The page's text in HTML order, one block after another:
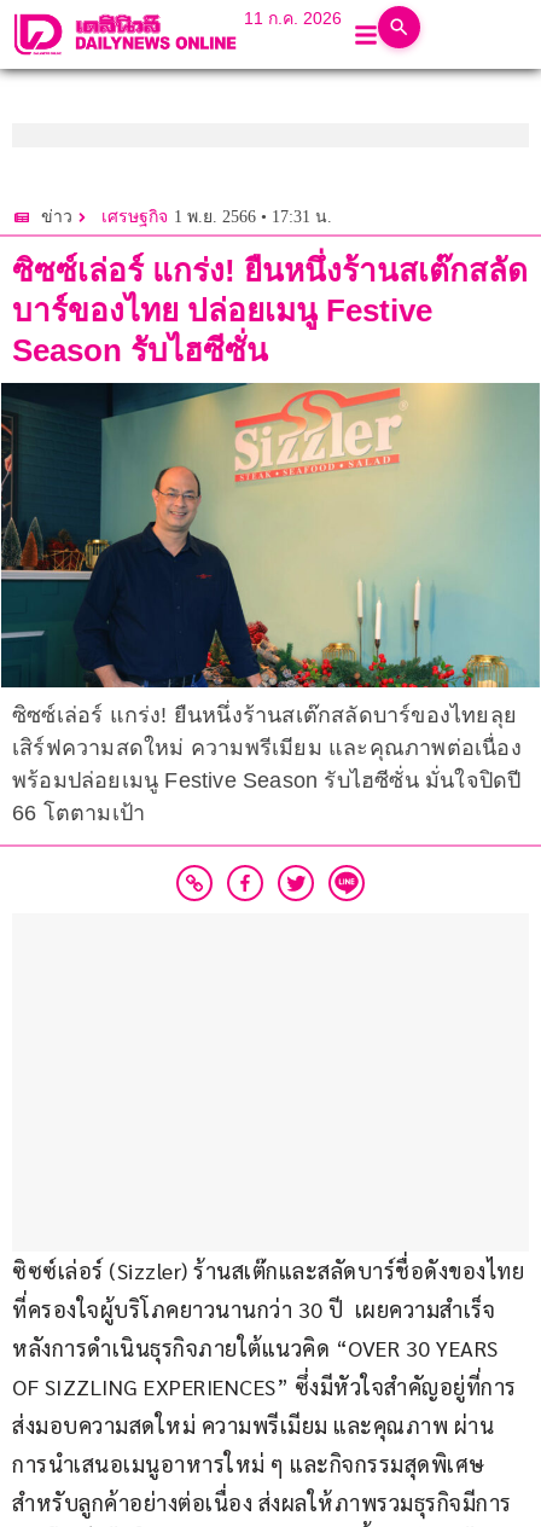
11 ก.ค. 2026
ข่าว เศรษฐกิจ 1 พ.ย. 2566 • 17:31 น.
ซิซซ์เล่อร์ แกร่ง! ยืนหนึ่งร้านสเต๊กสลัด
บาร์ของไทย ปล่อยเมนู Festive
Season รับไฮซีซั่น
ซิซซ์เล่อร์ แกร่ง! ยืนหนึ่งร้านสเต๊กสลัดบาร์ของไทยลุย
เสิร์ฟความสดใหม่ ความพรีเมียม และคุณภาพต่อเนื่อง
พร้อมปล่อยเมนู Festive Season รับไฮซีซั่น มั่นใจปิดปี
66 โตตามเป้า
ซิซซ์เล่อร์ (Sizzler) ร้านสเต๊กและสลัดบาร์ชื่อดังของไทย
ที่ครองใจผู้บริโภคยาวนานกว่า 30 ปี  เผยความสำเร็จ
หลังการดำเนินธุรกิจภายใต้แนวคิด “OVER 30 YEARS
OF SIZZLING EXPERIENCES” ซึ่งมีหัวใจสำคัญอยู่ที่การ
ส่งมอบความสดใหม่ ความพรีเมียม และคุณภาพ ผ่าน
การนำเสนอเมนูอาหารใหม่ ๆ และกิจกรรมสุดพิเศษ
สำหรับลูกค้าอย่างต่อเนื่อง ส่งผลให้ภาพรวมธุรกิจมีการ